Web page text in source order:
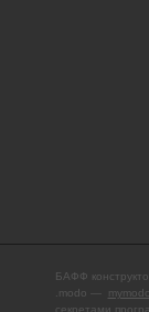
БАФФ
.modo —
секретами